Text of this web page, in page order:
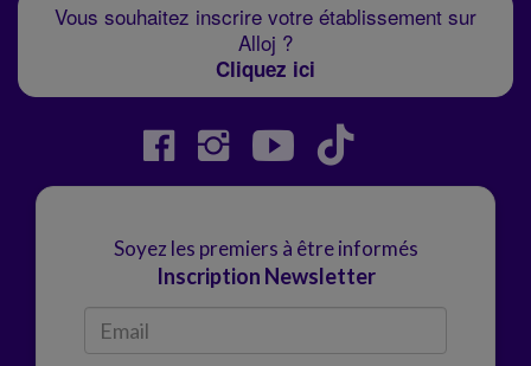
Vous souhaitez inscrire votre établissement sur
Alloj ?
Cliquez ici
Soyez les premiers à être informés
Inscription Newsletter